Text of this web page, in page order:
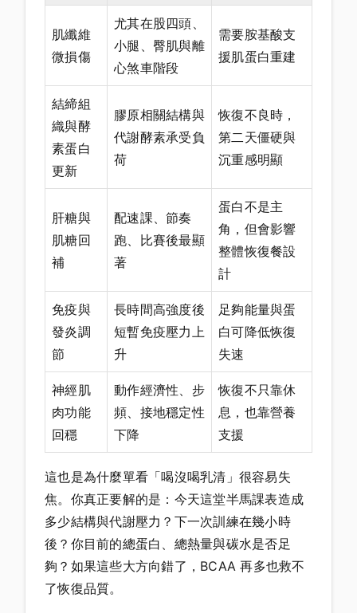
肌纖維
微損傷
尤其在股四頭、
小腿、臀肌與離
心煞車階段
需要胺基酸支
援肌蛋白重建
結締組
織與酵
素蛋白
更新
膠原相關結構與
代謝酵素承受負
荷
恢復不良時，
第二天僵硬與
沉重感明顯
肝糖與
肌糖回
補
配速課、節奏
跑、比賽後最顯
著
蛋白不是主
角，但會影響
整體恢復餐設
計
免疫與
發炎調
節
長時間高強度後
短暫免疫壓力上
升
足夠能量與蛋
白可降低恢復
失速
神經肌
肉功能
回穩
動作經濟性、步
頻、接地穩定性
下降
恢復不只靠休
息，也靠營養
支援
這也是為什麼單看「喝沒喝乳清」很容易失
焦。你真正要解的是：今天這堂半馬課表造成
多少結構與代謝壓力？下一次訓練在幾小時
後？你目前的總蛋白、總熱量與碳水是否足
夠？如果這些大方向錯了，BCAA 再多也救不
了恢復品質。